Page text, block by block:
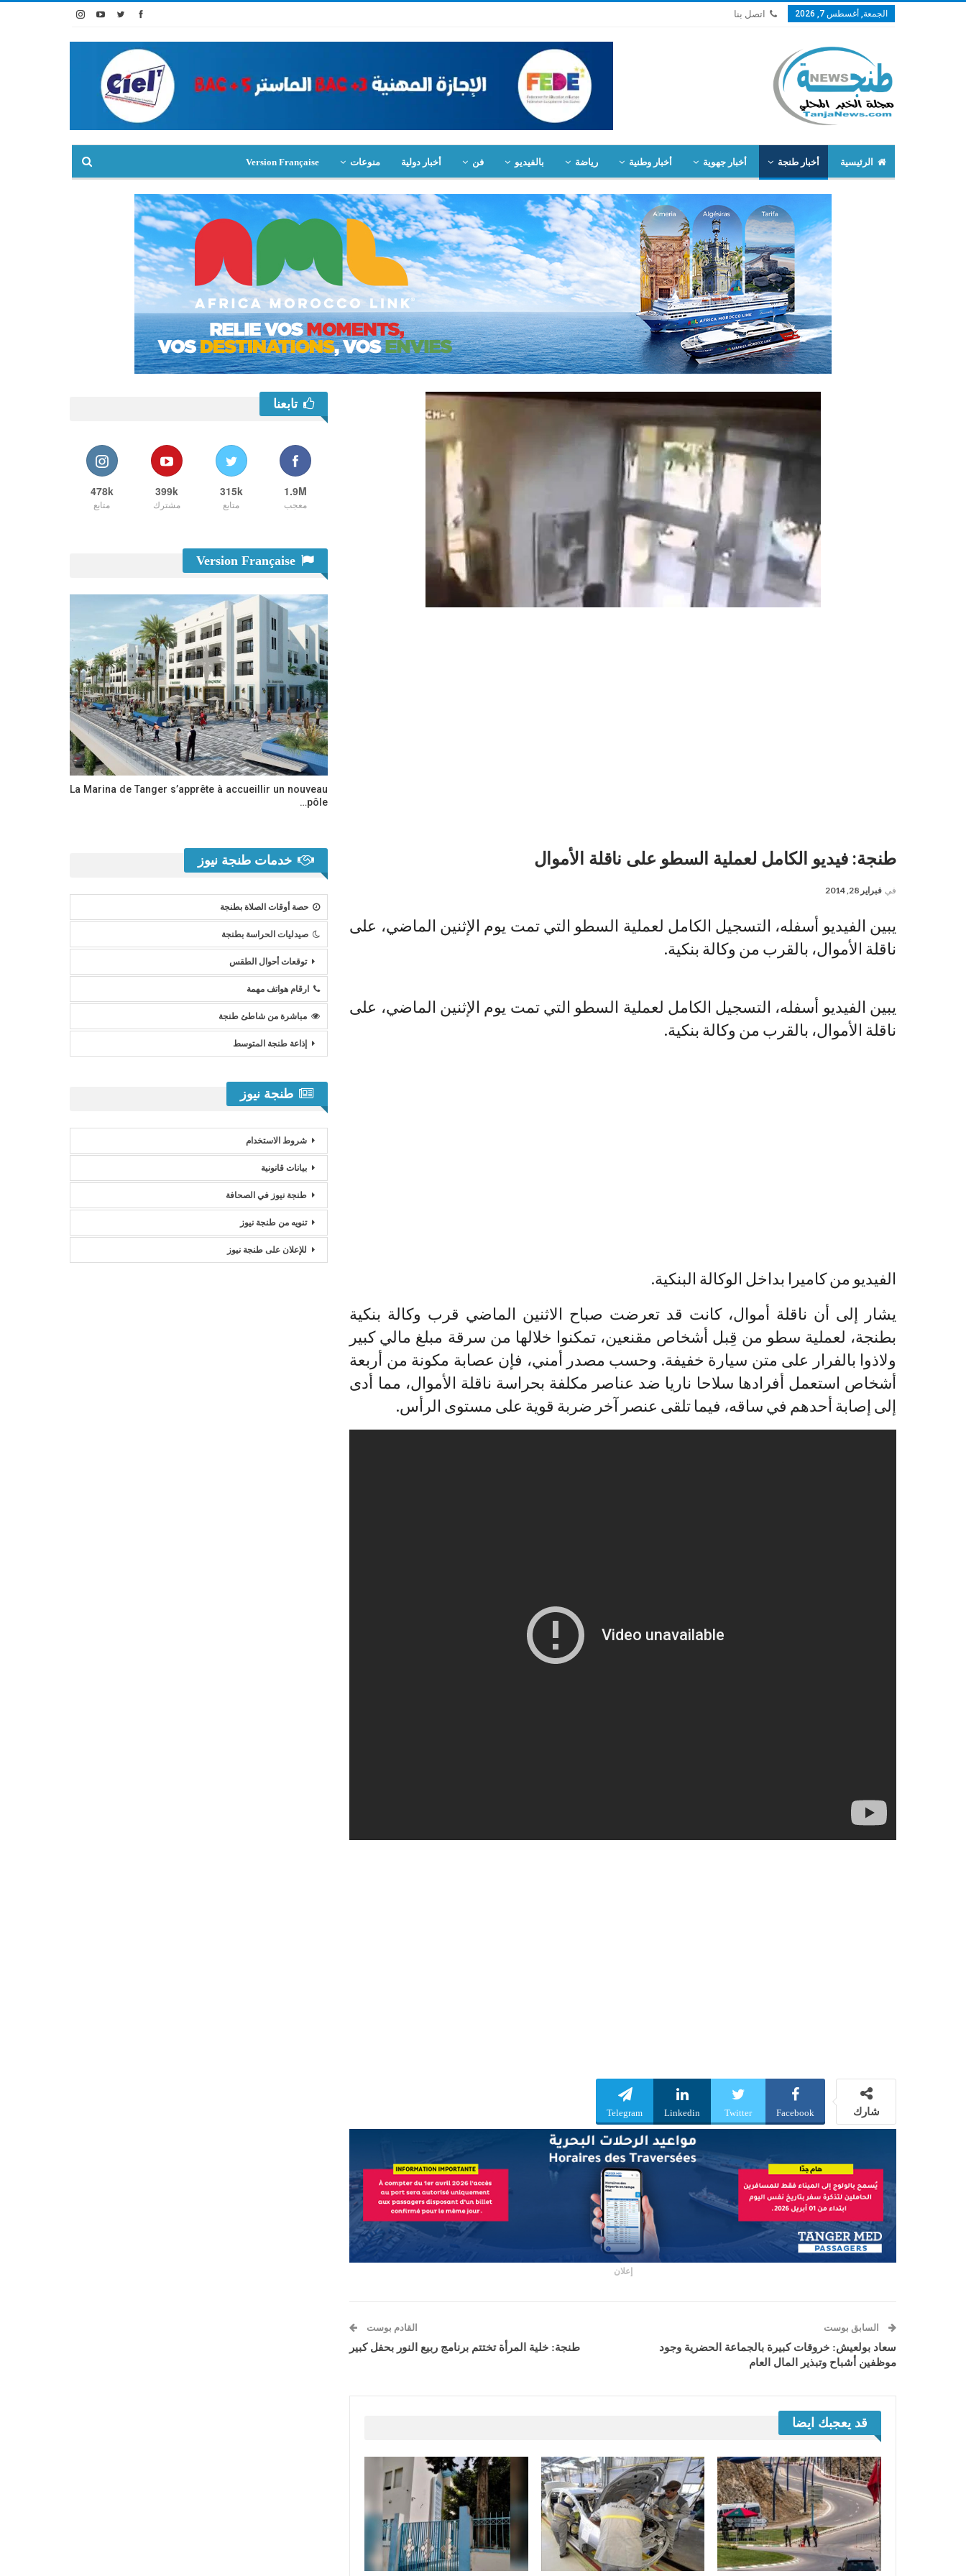
الجمعة, أغسطس 7, 2026 اتصل بنا
الرئيسية أخبار طنجة أخبار جهوية أخبار وطنية رياضة بالفيديو فن أخبار دولية منوعات Version Française
طنجة: فيديو الكامل لعملية السطو على ناقلة الأموال
في فبراير 28, 2014
يبين الفيديو أسفله، التسجيل الكامل لعملية السطو التي تمت يوم الإثنين الماضي، على
ناقلة الأموال، بالقرب من وكالة بنكية.
يبين الفيديو أسفله، التسجيل الكامل لعملية السطو التي تمت يوم الإثنين الماضي، على
ناقلة الأموال، بالقرب من وكالة بنكية.
الفيديو من كاميرا بداخل الوكالة البنكية.
يشار إلى أن ناقلة أموال، كانت قد تعرضت صباح الاثنين الماضي قرب وكالة بنكية
بطنجة، لعملية سطو من قِبل أشخاص مقنعين، تمكنوا خلالها من سرقة مبلغ مالي كبير
ولاذوا بالفرار على متن سيارة خفيفة. وحسب مصدر أمني، فإن عصابة مكونة من أربعة
أشخاص استعمل أفرادها سلاحا ناريا ضد عناصر مكلفة بحراسة ناقلة الأموال، مما أدى
إلى إصابة أحدهم في ساقه، فيما تلقى عنصر آخر ضربة قوية على مستوى الرأس.
شارك Facebook
Twitter
Linkedin
Telegram
إعلان
السابق بوست
سعاد بولعيش: خروقات كبيرة بالجماعة الحضرية وجود
موظفين أشباح وتبذير المال العام
القادم بوست
طنجة: خلية المرأة تختتم برنامج ربيع النور بحفل كبير
قد يعجبك ايضا
تابعنا
1.9M
معجب
315k
متابع
399k
مشترك
478k
متابع
La Marina de Tanger s’apprête à accueillir un nouveau
pôle…
خدمات طنجة نيوز
حصة أوقات الصلاة بطنجة
صيدليات الحراسة بطنجة
توقعات أحوال الطقس
ارقام هواتف مهمة
مباشرة من شاطئ طنجة
إذاعة طنجة المتوسط
طنجة نيوز
شروط الاستخدام
بيانات قانونية
طنجة نيوز في الصحافة
تنويه من طنجة نيوز
للإعلان على طنجة نيوز